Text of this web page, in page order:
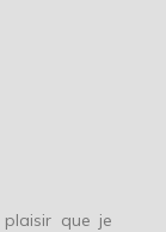
plaisir que je